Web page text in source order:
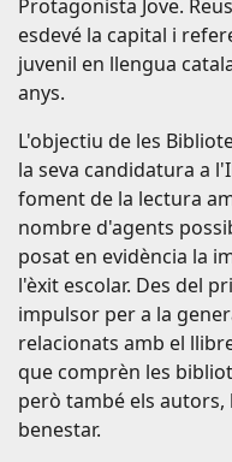
Protagonista Jove.
esdevé la capital i
juvenil en llengua
anys.
L'objectiu de les
la seva candidatura a
foment de la lectura
nombre d'agents
posat en evidència la
l'èxit escolar. Des del
impulsor per a la
relacionats amb el
que comprèn les
però també els
benestar.